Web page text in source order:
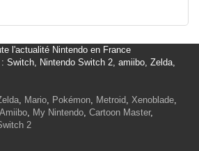
l'actualité Nintendo en France
Switch, Nintendo Switch 2, amiibo, Zelda,
, Mario, Pokémon, Metroid, Xenoblade,
Amiibo, My Nintendo, Cartoon Master,
2